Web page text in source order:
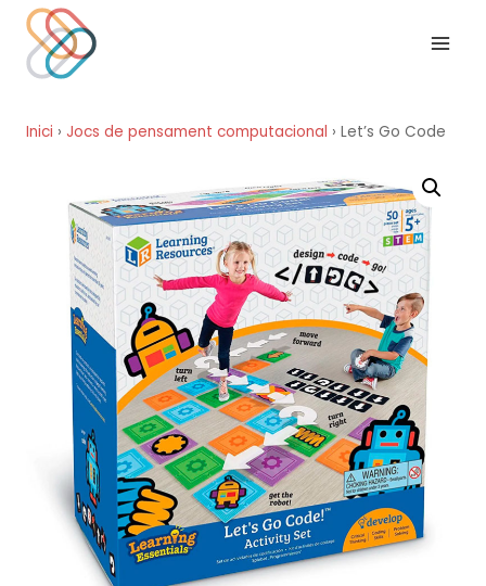
Vés
contingut
Inici › Jocs de pensament computacional › Let’s Go Code